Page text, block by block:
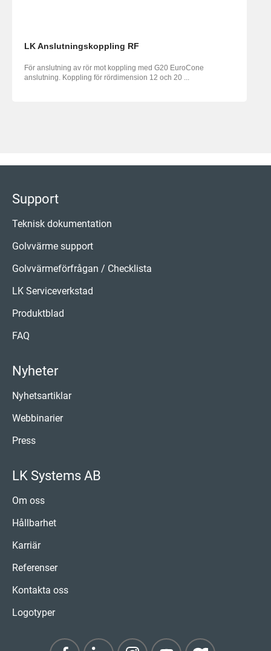
LK Anslutningskoppling RF
För anslutning av rör mot koppling med G20 EuroCone
anslutning. Koppling för rördimension 12 och 20 ...
Support
Teknisk dokumentation
Golvvärme support
Golvvärmeförfrågan / Checklista
LK Serviceverkstad
Produktblad
FAQ
Nyheter
Nyhetsartiklar
Webbinarier
Press
LK Systems AB
Om oss
Hållbarhet
Karriär
Referenser
Kontakta oss
Logotyper